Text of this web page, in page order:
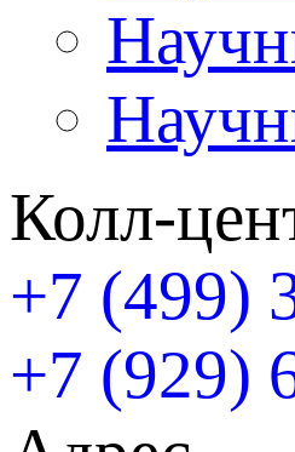
Колл-
+7 (499)
+7 (929)